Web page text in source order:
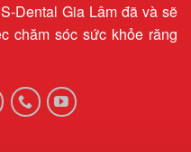
Dental Gia Lâm đã và sẽ
chăm sóc sức khỏe răng